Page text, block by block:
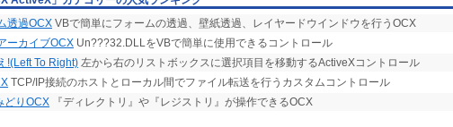
透過OCX VBで簡単にフォームの透過、壁紙透過、レイヤードウインドウを行うOCX
ーカイブOCX Un???32.DLLをVBで簡単に使用できるコントロール
!(Left To Right) 左から右のリストボックスに選択項目を移動するActiveXコントロール
TCP/IP接続のホストとローカル間でファイル転送を行うカスタムコントロール
どりOCX 『ディレクトリ』や『レジストリ』が操作できるOCX